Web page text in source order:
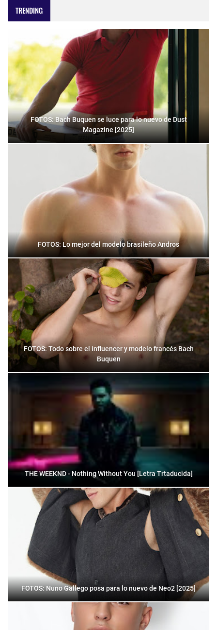
TRENDING
FOTOS: Bach Buquen se luce para lo nuevo de Dust
Magazine [2025]
FOTOS: Lo mejor del modelo brasileño Andros
FOTOS: Todo sobre el influencer y modelo francés Bach
Buquen
THE WEEKND - Nothing Without You [Letra Trtaducida]
FOTOS: Nuno Gallego posa para lo nuevo de Neo2 [2025]